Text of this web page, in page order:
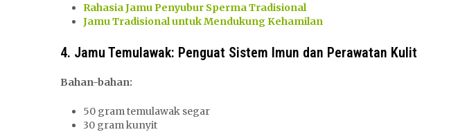
Rahasia Jamu Penyubur Sperma Tradisional
Jamu Tradisional untuk Mendukung Kehamilan
4. Jamu Temulawak: Penguat Sistem Imun dan Perawatan Kulit
Bahan-bahan:
50 gram temulawak segar
30 gram kunyit